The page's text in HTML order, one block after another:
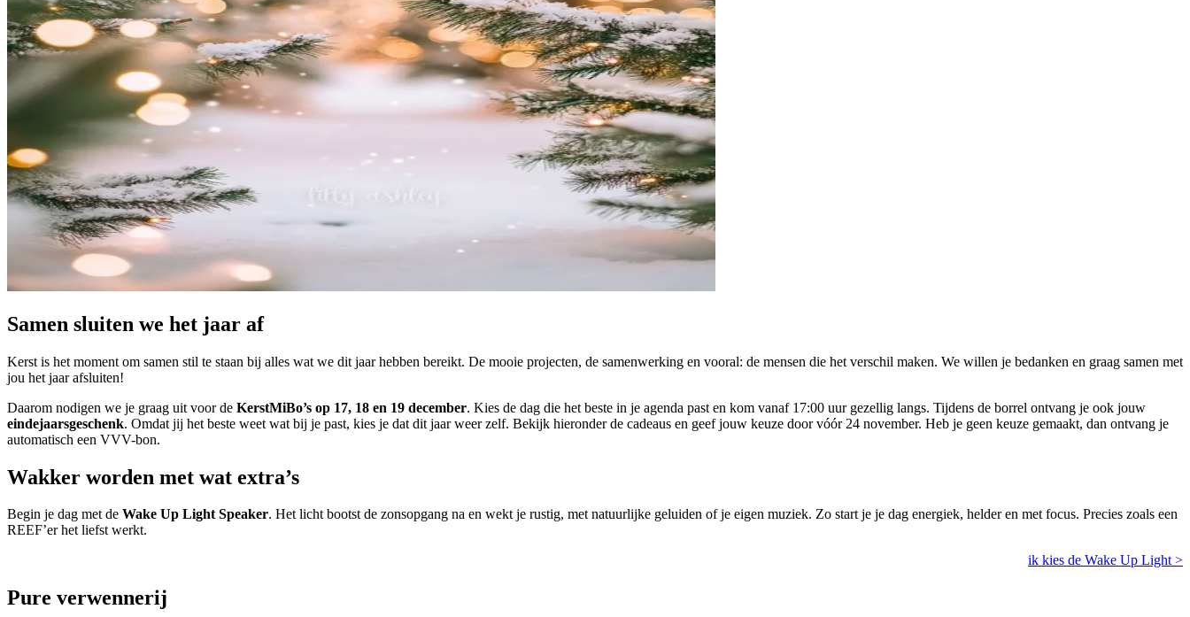
Samen sluiten we het jaar af
Kerst is het moment om samen stil te staan bij alles wat we dit jaar hebben bereikt. De mooie projecten, de samenwerking en vooral: de mensen die het verschil maken. We willen je bedanken en graag samen met
jou het jaar afsluiten!
Daarom nodigen we je graag uit voor de KerstMiBo’s op 17, 18 en 19 december. Kies de dag die het beste in je agenda past en kom vanaf 17:00 uur gezellig langs. Tijdens de borrel ontvang je ook jouw
eindejaarsgeschenk. Omdat jij het beste weet wat bij je past, kies je dat dit jaar weer zelf. Bekijk hieronder de cadeaus en geef jouw keuze door vóór 24 november. Heb je geen keuze gemaakt, dan ontvang je
automatisch een VVV-bon.
Wakker worden met wat extra’s
Begin je dag met de Wake Up Light Speaker. Het licht bootst de zonsopgang na en wekt je rustig, met natuurlijke geluiden of je eigen muziek. Zo start je je dag energiek, helder en met focus. Precies zoals een
REEF’er het liefst werkt.
ik kies de Wake Up Light >
Pure verwennerij